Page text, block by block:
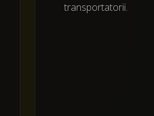
transportatorii.